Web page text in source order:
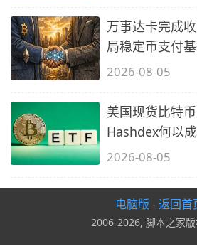
万事达卡完成
局稳定币支付
2026-08-05
美国现货比特币
Hashdex何以
2026-08-05
电脑版 - 返回首
2006-2026, 脚本之家